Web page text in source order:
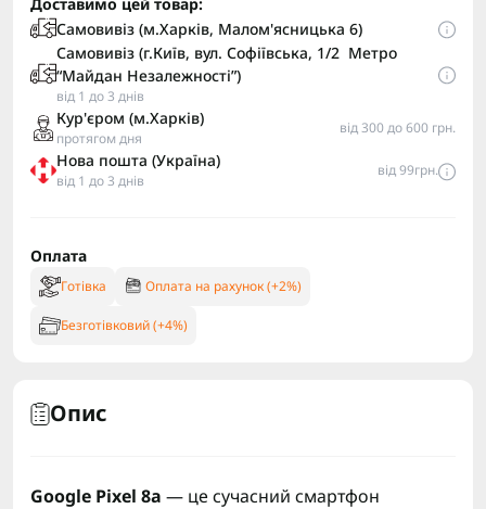
Самовивіз (м.Харків, Малом'ясницька 6)
Самовивіз (г.Київ, вул. Софіївська, 1/2 Метро
“Майдан Незалежності”)
від 1 до 3 днів
Кур'єром (м.Харків)
протягом дня
від 300 до 600 грн.
Нова пошта (Україна)
від 1 до 3 днів
від 99грн.
Оплата
Готівка Оплата на рахунок (+2%)
Безготівковий (+4%)
Опис
Google Pixel 8a — це сучасний смартфон